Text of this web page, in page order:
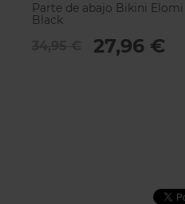
Parte de abajo Bikini
Black
27,96 €